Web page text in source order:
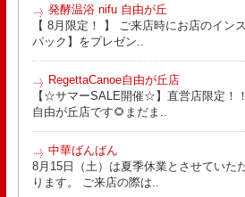
発酵温浴 nifu 自由が丘
【 8月限定！ 】 ご来店時にお店のイ
パック】をプレゼン..
RegettaCanoe自由が丘店
【☆サマーSALE開催☆】直営店限定！
自由が丘店です🌻まだま..
中華ばんばん
8月15日（土）は夏季休業とさせていた
ります。 ご来店の際は..